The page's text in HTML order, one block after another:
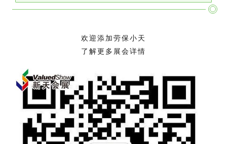
欢迎添加劳保小天
了解更多展会详情